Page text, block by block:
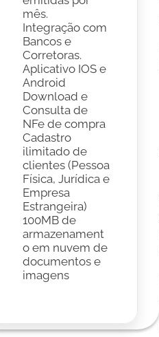
mês.
Integração com
Bancos e
Corretoras.
Aplicativo IOS e
Android
Download e
Consulta de
NFe de compra
Cadastro
ilimitado de
clientes (Pessoa
Física, Jurídica e
Empresa
Estrangeira)
100MB de
armazenament
o em nuvem de
documentos e
imagens